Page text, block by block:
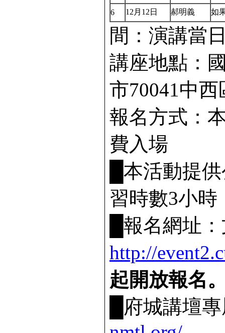
6 12月12日 郝明義 如
間：演講當
講座地點：
市70041中
報名方式：
費入場
█本活動提
習時數3小時
█報名網址
http://
起開放報名
█府城講壇